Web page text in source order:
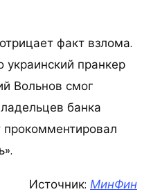
факт взлома.
украинский пранкер
Вольнов смог
банка
Источник: МинФин